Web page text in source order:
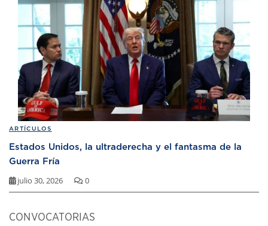
ARTÍCULOS
Estados Unidos, la ultraderecha y el fantasma de la
Guerra Fría
julio 30, 2026 0
CONVOCATORIAS